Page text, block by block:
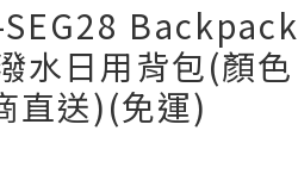
Backpack
水日用背包(顏色
直送)(免運)